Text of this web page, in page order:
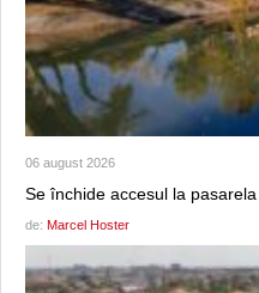
06 august 2026
Se închide accesul la
de: Marcel Hoster